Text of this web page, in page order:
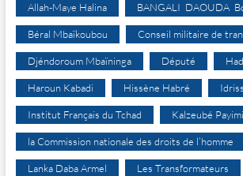
Allah-Maye Halina BANGALI DAOUDA
Béral Mbaïkoubou Conseil militaire de
Djéndoroum Mbaïninga Député
Haroun Kabadi Hissène Habré
Institut Français du Tchad Kalzeubé
la Commission nationale des droits de l’homme
Lanka Daba Armel Les Transformateurs